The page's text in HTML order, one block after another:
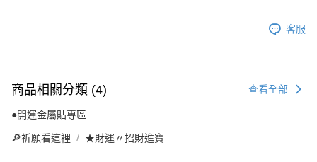
客服
商品相關分類 (4) 查看全部
●開運金屬貼專區
🔎祈願看這裡 ★財運〃招財進寶